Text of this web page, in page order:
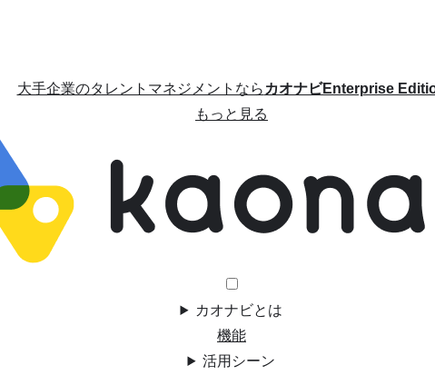
大手企業のタレントマネジメントならカオナビEnterprise
もっと見る
カオナビとは
機能
活用シーン